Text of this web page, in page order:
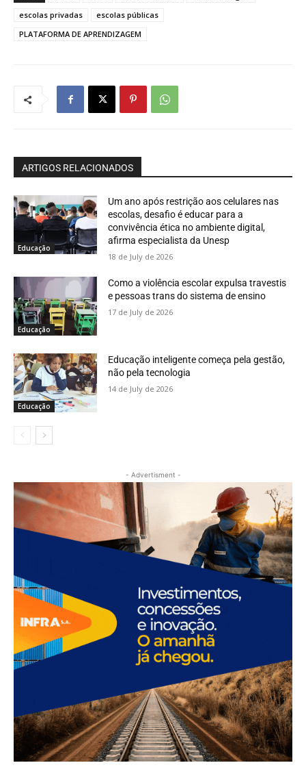
escolas privadas
escolas públicas
PLATAFORMA DE APRENDIZAGEM
ARTIGOS RELACIONADOS
Educação
Um ano após restrição aos celulares nas
escolas, desafio é educar para a
convivência ética no ambiente digital,
afirma especialista da Unesp
18 de July de 2026
Educação
Como a violência escolar expulsa travestis
e pessoas trans do sistema de ensino
17 de July de 2026
Educação
Educação inteligente começa pela gestão,
não pela tecnologia
14 de July de 2026
- Advertisment -